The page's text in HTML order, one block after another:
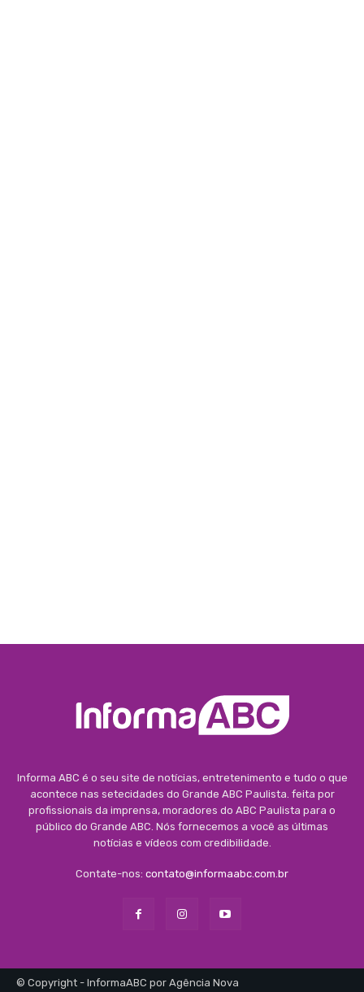
Informa ABC é o seu site de notícias, entretenimento e tudo o que
acontece nas setecidades do Grande ABC Paulista. feita por
profissionais da imprensa, moradores do ABC Paulista para o
público do Grande ABC. Nós fornecemos a você as últimas
notícias e vídeos com credibilidade.
Contate-nos: contato@informaabc.com.br
© Copyright - InformaABC por Agência Nova